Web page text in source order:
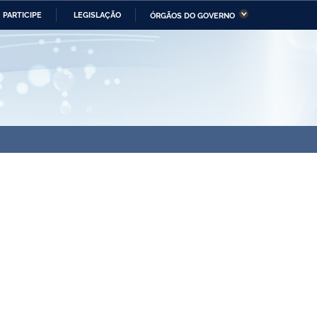
PARTICIPE LEGISLAÇÃO ÓRGÃOS DO GOVERNO
da Economia Ministério da Infraestrutura